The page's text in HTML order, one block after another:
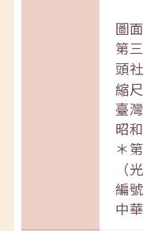
圖
第
頭
縮
臺
昭
＊
（
編
中